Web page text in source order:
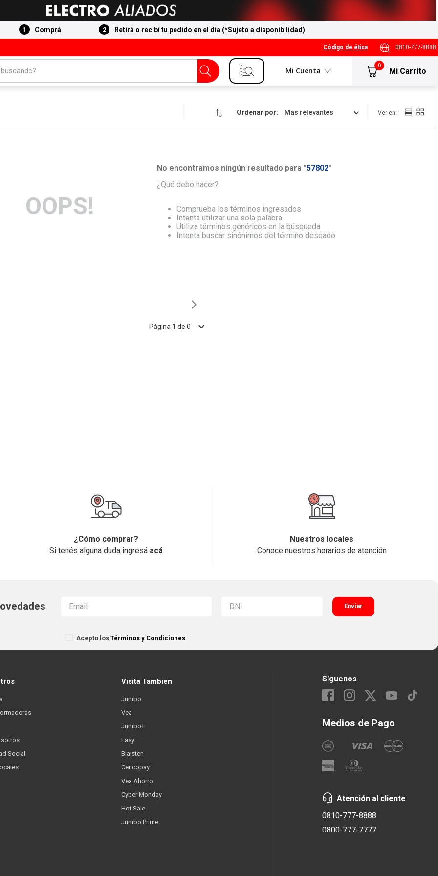
Comprá Retirá o recibí tu pedido en el día (*Sujeto a disponibilidad)
Código de ética 0810-777-8888
Mi Cuenta
0
Ordenar por Más relevantes
OOPS!
No encontramos ningún resultado para "57802"
¿Qué debo hacer?
Comprueba los términos ingresados
Intenta utilizar una sola palabra
Utiliza términos genéricos en la búsqueda
Intenta buscar sinónimos del término deseado
Página 1 de 0
¿Cómo comprar?
Si tenés alguna duda ingresá acá
Nuestros locales
Conoce nuestros horarios de atención
Enviar
Acepto losTérminos y Condiciones
Social
Visitá También
Jumbo
Vea
Jumbo+
Easy
Blaisten
Cencopay
Vea Ahorro
Cyber Monday
Hot Sale
Jumbo Prime
Síguenos
Medios de Pago
Atención al cliente
0810-777-8888
0800-777-7777